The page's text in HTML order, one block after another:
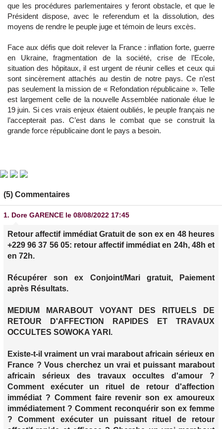
que les procédures parlementaires y feront obstacle, et que le
Président dispose, avec le referendum et la dissolution, des
moyens de rendre le peuple juge et témoin de leurs excès.
Face aux défis que doit relever la France : inflation forte, guerre
en Ukraine, fragmentation de la société, crise de l’Ecole,
situation des hôpitaux, il est urgent de réunir celles et ceux qui
sont sincèrement attachés au destin de notre pays. Ce n’est
pas seulement la mission de « Refondation républicaine ». Telle
est largement celle de la nouvelle Assemblée nationale élue le
19 juin. Si ces vrais enjeux étaient oubliés, le peuple français ne
l’accepterait pas. C’est dans le combat que se construit la
grande force républicaine dont le pays a besoin.
(5) Commentaires
1. Dore GARENCE le 08/08/2022 17:45
Retour affectif immédiat Gratuit de son ex en 48 heures
+229 96 37 56 05: retour affectif immédiat en 24h, 48h et
en 72h.
Récupérer son ex Conjoint/Mari gratuit, Paiement
après Résultats.
MEDIUM MARABOUT VOYANT DES RITUELS DE
RETOUR D'AFFECTION RAPIDES ET TRAVAUX
OCCULTES SOWOKA YARI.
Existe-t-il vraiment un vrai marabout africain sérieux en
France ? Vous cherchez un vrai et puissant marabout
africain sérieux des travaux occultes d'amour ?
Comment exécuter un rituel de retour d'affection
immédiat ? Comment faire revenir son ex amoureux
immédiatement ? Comment reconquérir son ex femme
? Comment exécuter un puissant rituel de retour